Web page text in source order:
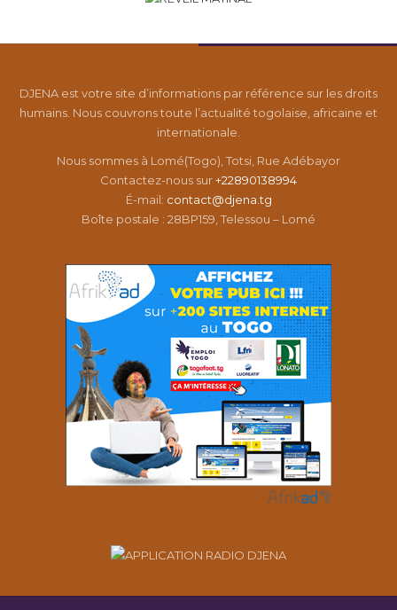
DJENA est votre site d’informations par référence sur les droits
humains. Nous couvrons toute l’actualité togolaise, africaine et
internationale.
Nous sommes à Lomé(Togo), Totsi, Rue Adébayor
Contactez-nous sur+22890138994
É-mail: contact@djena.tg
Boîte postale : 28BP159, Telessou – Lomé